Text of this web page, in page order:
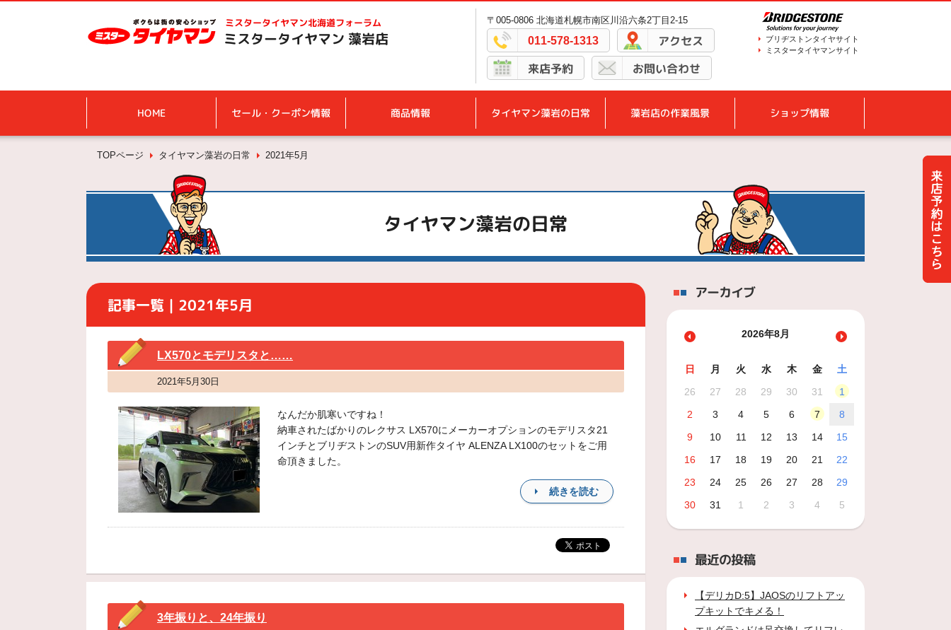
ミスタータイヤマン北海道フォーラム
ミスタータイヤマン 藻岩店
〒005-0806 北海道札幌市南区川沿六条2丁目2-15
011-578-1313 アクセス
来店予約 お問い合わせ
ブリヂストンタイヤサイト
ミスタータイヤマンサイト
HOME セール・クーポン情報 商品情報 タイヤマン藻岩の日常 藻岩店の作業風景 ショップ情報
TOPページ タイヤマン藻岩の日常 2021年5月
タイヤマン藻岩の日常
記事一覧｜2021年5月
LX570とモデリスタと……
2021年5月30日
なんだか肌寒いですね！
納車されたばかりのレクサス LX570にメーカーオプションのモデリスタ21
インチとブリヂストンのSUV用新作タイヤ ALENZA LX100のセットをご用
命頂きました。
続きを読む
3年振りと、24年振り
アーカイブ
2026年8月
日 月 火 水 木 金
土
26
27 28 29 30 31
1
2
3 4 5 6 7
8
9
10 11 12 13 14
15
16
17 18 19 20 21
22
23
24 25 26 27 28
29
30
31 1 2 3 4 5
最近の投稿
【デリカD:5】JAOSのリフトアッ
プキットでキメる！